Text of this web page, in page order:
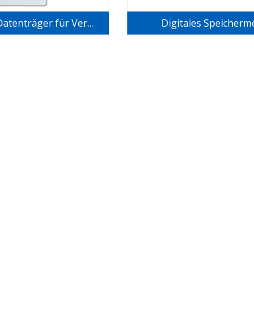
Elektronische Datenträger für Vermittlungsanlagen Digitales